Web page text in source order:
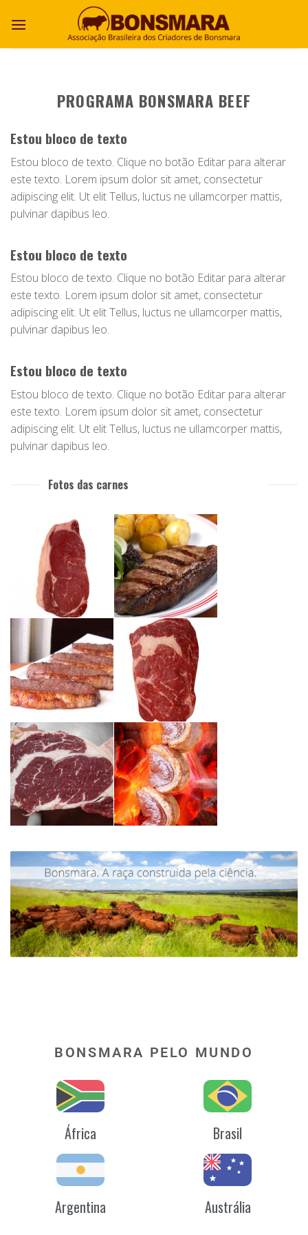
PROGRAMA BONSMARA BEEF
Estou bloco de texto
Estou bloco de texto. Clique no botão Editar para alterar
este texto. Lorem ipsum dolor sit amet, consectetur
adipiscing elit. Ut elit Tellus, luctus ne ullamcorper mattis,
pulvinar dapibus leo.
Estou bloco de texto
Estou bloco de texto. Clique no botão Editar para alterar
este texto. Lorem ipsum dolor sit amet, consectetur
adipiscing elit. Ut elit Tellus, luctus ne ullamcorper mattis,
pulvinar dapibus leo.
Estou bloco de texto
Estou bloco de texto. Clique no botão Editar para alterar
este texto. Lorem ipsum dolor sit amet, consectetur
adipiscing elit. Ut elit Tellus, luctus ne ullamcorper mattis,
pulvinar dapibus leo.
Fotos das carnes
BONSMARA PELO MUNDO
África Brasil
Argentina Austrália